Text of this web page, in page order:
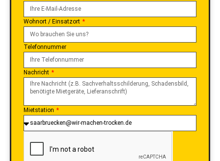
Wohnort / Einsatzort
Telefonnummer
Nachricht
Mietstation